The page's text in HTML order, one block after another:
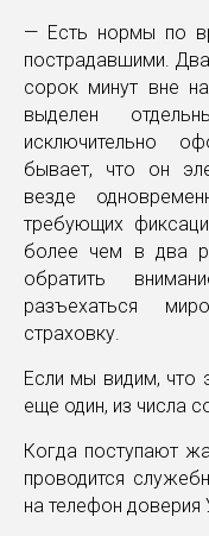
— Есть нормы по
пострадавшими.
сорок минут вне
выделен
исключительно
бывает, что он
везде
требующих
более чем в два
обратить
разъехаться
страховку.
Если мы видим, что
еще один, из числа
Когда поступают
проводится
на телефон